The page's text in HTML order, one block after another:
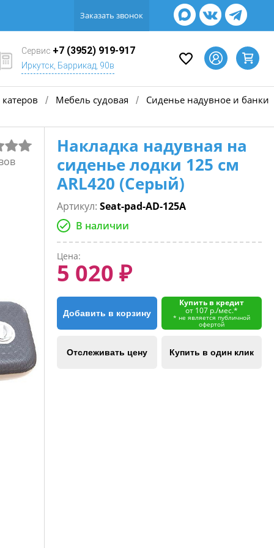
Заказать звонок
Сервис +7 (3952) 919-917
Иркутск, Баррикад, 90в
/ Мебель судовая / Сиденье надувное и банки
Накладка надувная на
сиденье лодки 125 см
ARL420 (Серый)
Артикул: Seat-pad-AD-125A
В наличии
Цена:
5 020 ₽
Добавить в корзину
Купить в кредит
от 107 р./мес.*
* не является публичной
офертой
Отслеживать цену Купить в один клик